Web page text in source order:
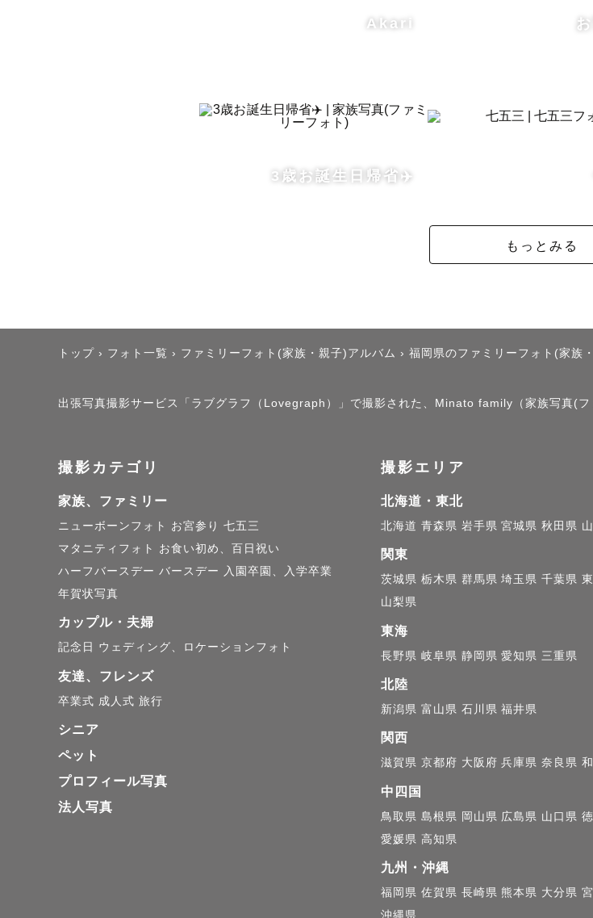
Akari
3歳お誕生日帰省✈️
もっとみる
トップ › フォト一覧 › ファミリーフォト(家族・親子)アルバム › 福岡県のファミリーフォト(家族
出張写真撮影サービス「ラブグラフ（Lovegraph）」で撮影された、Minato family（家族写真(フ
撮影カテゴリ
家族、ファミリー
ニューボーンフォト お宮参り 七五三
マタニティフォト
お食い初め、百日祝い
ハーフバースデー バースデー
入園卒園、入学卒業
年賀状写真
カップル・夫婦
記念日 ウェディング、ロケーションフォト
友達、フレンズ
卒業式 成人式 旅行
シニア
ペット
プロフィール写真
法人写真
撮影エリア
北海道・東北
北海道 青森県 岩手県 宮城県 秋田県
関東
茨城県 栃木県 群馬県 埼玉県 千葉県
山梨県
東海
長野県 岐阜県 静岡県 愛知県 三重県
北陸
新潟県 富山県 石川県 福井県
関西
滋賀県 京都府 大阪府 兵庫県 奈良県
中四国
鳥取県 島根県 岡山県 広島県 山口県
愛媛県 高知県
九州・沖縄
福岡県 佐賀県 長崎県 熊本県 大分県
沖縄県